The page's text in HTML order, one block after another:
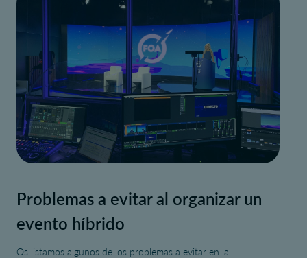
Problemas a evitar al organizar un
evento híbrido
Os listamos algunos de los problemas a evitar en la